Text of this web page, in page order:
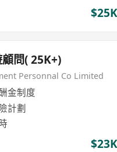
問( 25K+)
Personnal Co Limited
金制度
計劃